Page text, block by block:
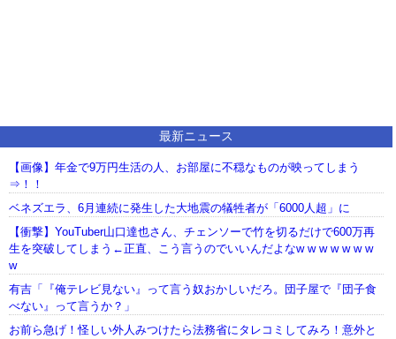
最新ニュース
【画像】年金で9万円生活の人、お部屋に不穏なものが映ってしまう
⇒！！
ベネズエラ、6月連続に発生した大地震の犠牲者が「6000人超」に
【衝撃】YouTuber山口達也さん、チェンソーで竹を切るだけで600万再
生を突破してしまう←正直、こう言うのでいいんだよなw w w w w w w
w
有吉「『俺テレビ見ない』って言う奴おかしいだろ。団子屋で『団子食
べない』って言うか？」
お前ら急げ！怪しい外人みつけたら法務省にタレコミしてみろ！意外と